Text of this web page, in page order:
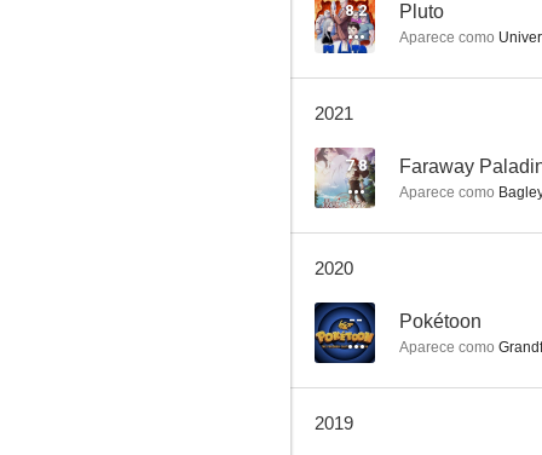
8.2 Pluto
Aparece como
2021
7.8 Faraway
Aparece como
2020
-- Pokétoon
Aparece como
2019